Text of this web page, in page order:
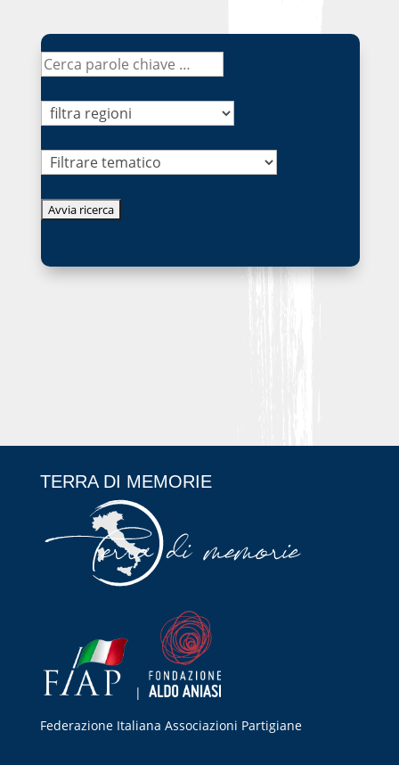
Tematico
TERRA DI MEMORIE
|
Federazione Italiana Associazioni Partigiane
RIPRISTINA